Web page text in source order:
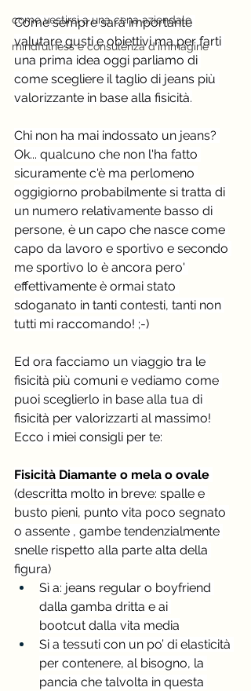
come vestirsi a una cena aziendale
mindfulness e consulenza d'immagine
Come sempre sarà importante
valutare gusti e obiettivi ma per farti
una prima idea oggi parliamo di
come scegliere il taglio di jeans più
valorizzante in base alla fisicità.
Chi non ha mai indossato un jeans?
Ok... qualcuno che non l'ha fatto
sicuramente c'è ma perlomeno
oggigiorno probabilmente si tratta di
un numero relativamente basso di
persone, è un capo che nasce come
capo da lavoro e sportivo e secondo
me sportivo lo è ancora pero'
effettivamente è ormai stato
sdoganato in tanti contesti, tanti non
tutti mi raccomando! ;-)
Ed ora facciamo un viaggio tra le
fisicità più comuni e vediamo come
puoi sceglierlo in base alla tua di
fisicità per valorizzarti al massimo!
Ecco i miei consigli per te:
Fisicità Diamante o mela o ovale
(descritta molto in breve: spalle e
busto pieni, punto vita poco segnato
o assente , gambe tendenzialmente
snelle rispetto alla parte alta della
figura)
Sì a: jeans regular o boyfriend
dalla gamba dritta e ai
bootcut dalla vita media
Si a tessuti con un po’ di elasticità
per contenere, al bisogno, la
pancia che talvolta in questa